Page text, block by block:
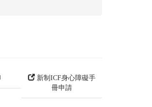
新制ICF身心障礙手
冊申請